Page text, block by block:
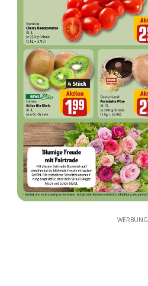
WERBUNG